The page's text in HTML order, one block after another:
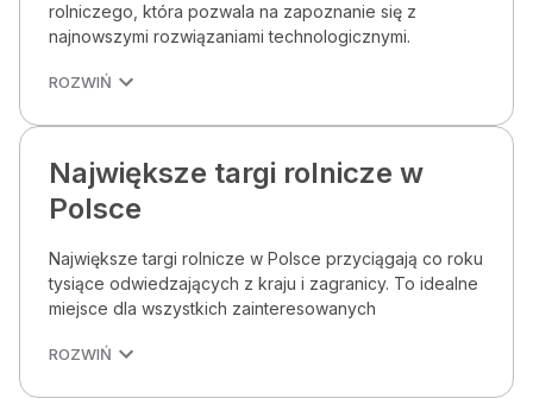
rolniczego, która pozwala na zapoznanie się z
najnowszymi rozwiązaniami technologicznymi.
ROZWIŃ
Największe targi rolnicze w
Polsce
Największe targi rolnicze w Polsce przyciągają co roku
tysiące odwiedzających z kraju i zagranicy. To idealne
miejsce dla wszystkich zainteresowanych
ROZWIŃ